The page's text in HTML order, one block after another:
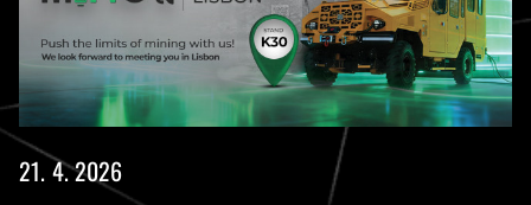
21. 4. 2026